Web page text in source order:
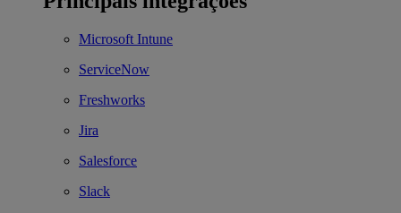
Microsoft Intune
ServiceNow
Freshworks
Jira
Salesforce
Slack